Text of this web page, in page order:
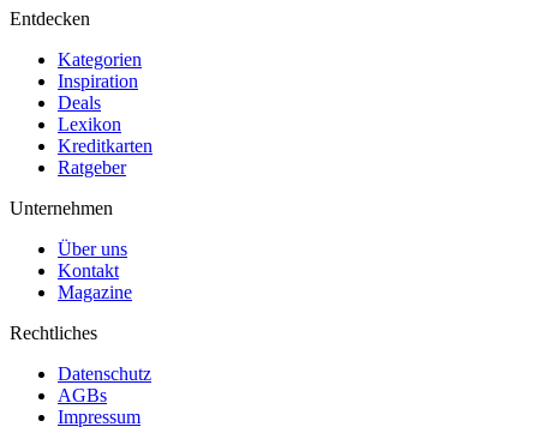
Entdecken
Kategorien
Inspiration
Deals
Lexikon
Kreditkarten
Ratgeber
Unternehmen
Über uns
Kontakt
Magazine
Rechtliches
Datenschutz
AGBs
Impressum